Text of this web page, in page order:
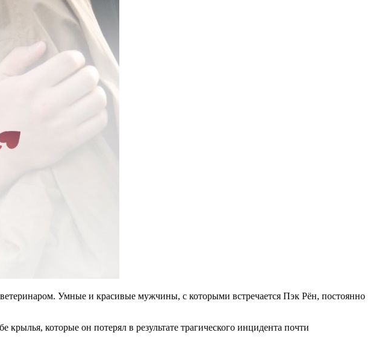
Умные и красивые мужчины, с которыми встречается Пэк Рён, постоянно
которые он потерял в результате трагического инцидента почти